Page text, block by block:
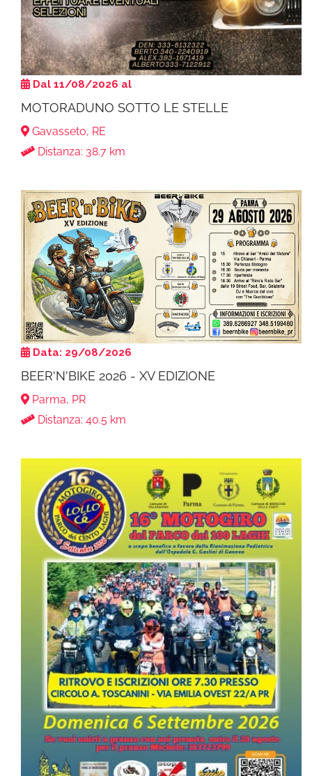
Dal 11/08/2026 al
MOTORADUNO SOTTO LE STELLE
Gavasseto, RE
Distanza: 38.7 km
Data: 29/08/2026
BEER'N'BIKE 2026 - XV EDIZIONE
Parma, PR
Distanza: 40.5 km